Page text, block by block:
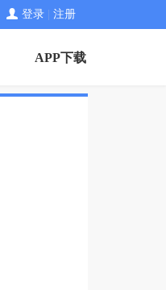
登录 注册
APP下载